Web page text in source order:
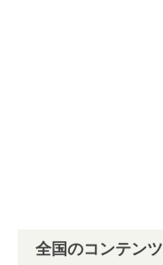
全国のコンテンツ